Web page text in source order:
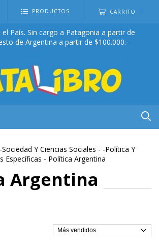
PRODUCTOS CARRITO
País. Sin cargo a Patagonia a partir de
de Argentina a partir de $100.000.-
-Sociedad Y Ciencias Sociales - -Política Y
Específicas - Política Argentina
Argentina